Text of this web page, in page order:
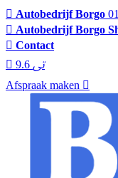
Autobedrijf Borgo
Autobedrijf Borgo
Contact
9.6
Afspraak maken